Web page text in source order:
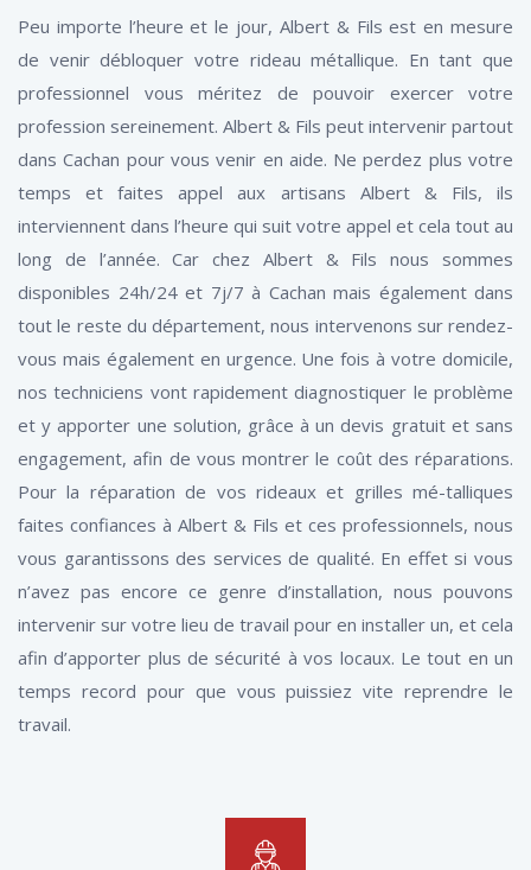
Peu importe l’heure et le jour, Albert & Fils est en mesure
de venir débloquer votre rideau métallique. En tant que
professionnel vous méritez de pouvoir exercer votre
profession sereinement. Albert & Fils peut intervenir partout
dans Cachan pour vous venir en aide. Ne perdez plus votre
temps et faites appel aux artisans Albert & Fils, ils
interviennent dans l’heure qui suit votre appel et cela tout au
long de l’année. Car chez Albert & Fils nous sommes
disponibles 24h/24 et 7j/7 à Cachan mais également dans
tout le reste du département, nous intervenons sur rendez-
vous mais également en urgence. Une fois à votre domicile,
nos techniciens vont rapidement diagnostiquer le problème
et y apporter une solution, grâce à un devis gratuit et sans
engagement, afin de vous montrer le coût des réparations.
Pour la réparation de vos rideaux et grilles mé-talliques
faites confiances à Albert & Fils et ces professionnels, nous
vous garantissons des services de qualité. En effet si vous
n’avez pas encore ce genre d’installation, nous pouvons
intervenir sur votre lieu de travail pour en installer un, et cela
afin d’apporter plus de sécurité à vos locaux. Le tout en un
temps record pour que vous puissiez vite reprendre le
travail.